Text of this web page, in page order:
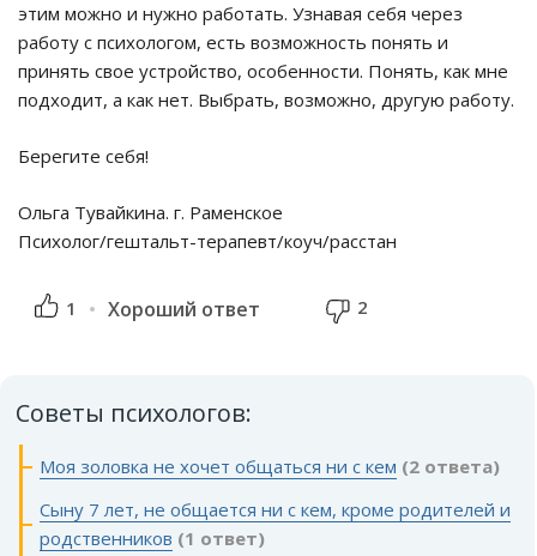
этим можно и нужно работать. Узнавая себя через
работу с психологом, есть возможность понять и
принять свое устройство, особенности. Понять, как мне
подходит, а как нет. Выбрать, возможно, другую работу.
Берегите себя!
Ольга Тувайкина. г. Раменское
Психолог/гештальт-терапевт/коуч/расстан
1 Хороший ответ 2
Советы психологов:
Моя золовка не хочет общаться ни с кем (2 ответа)
Сыну 7 лет, не общается ни с кем, кроме родителей и
родственников (1 ответ)